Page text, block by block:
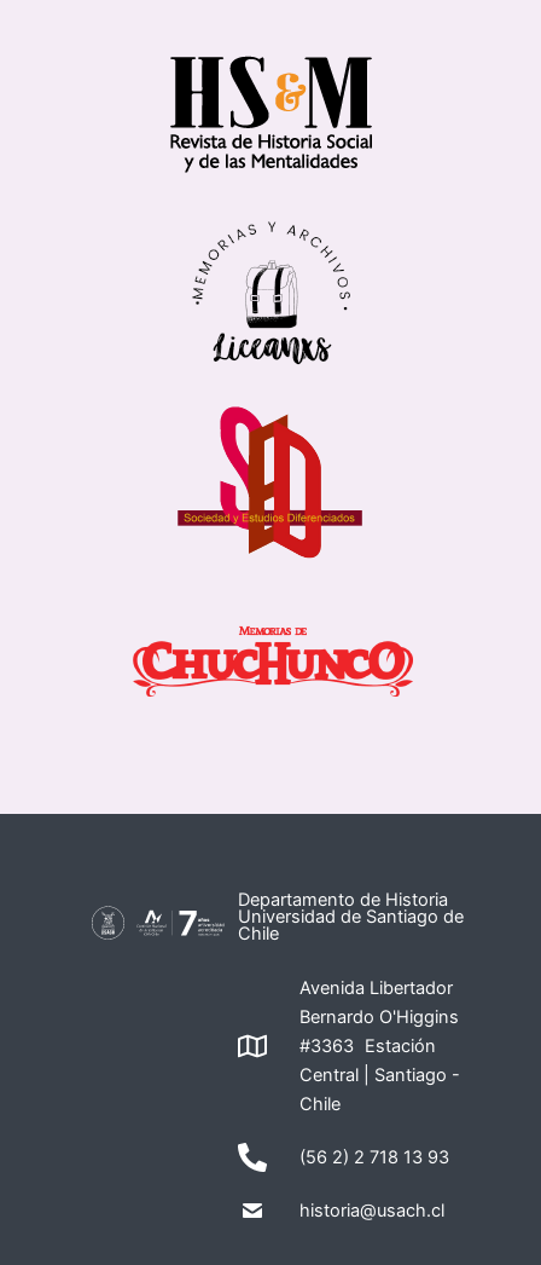
Departamento de Historia
Universidad de Santiago de
Chile
Avenida Libertador
Bernardo O'Higgins
#3363 Estación
Central | Santiago -
Chile
(56 2) 2 718 13 93
historia@usach.cl